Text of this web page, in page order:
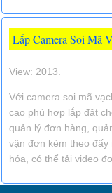
Lắp Camera Soi Mã
View: 2013.
Với camera soi mã
cao phù hợp lắp đặt
quản lý đơn hàng,
vận đơn kèm theo
hóa, có thể tải video